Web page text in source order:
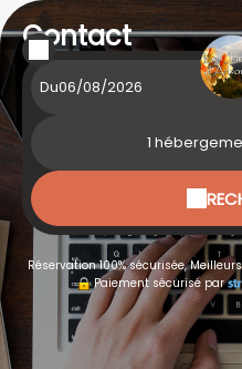
Contact
Du
1
Réservation 100% sécurisée,
Paiement sécurisé par